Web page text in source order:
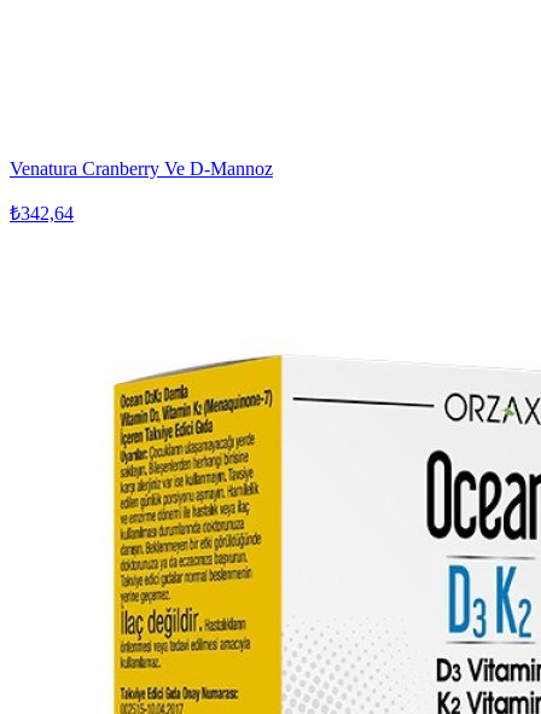
Venatura Cranberry Ve D-Mannoz
₺342,64